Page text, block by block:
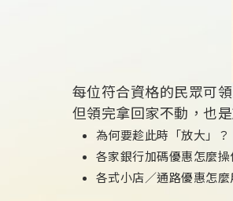
每位符合資格的民眾可
但領完拿回家不動，也
為何要趁此時「放大」？
各家銀行加碼優惠怎麼操
各式小店／通路優惠怎麼